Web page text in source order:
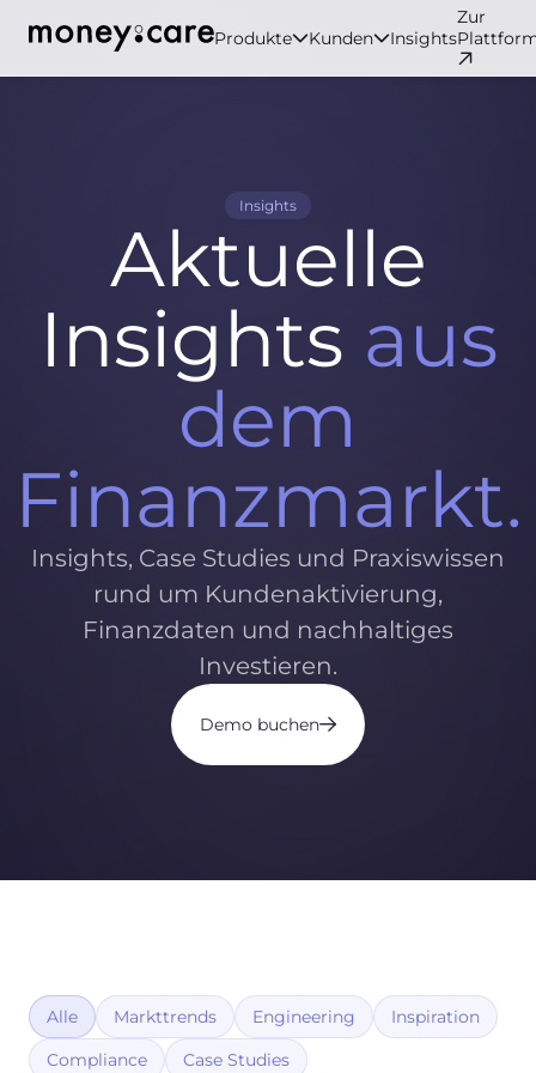
Produkte Kunden Insights
Zur
Insights
Aktuelle
Insights aus
dem
Finanzmarkt.
Insights, Case Studies und Praxiswissen
rund um Kundenaktivierung,
Finanzdaten und nachhaltiges
Investieren.
Demo buchen
Alle Markttrends Engineering
Inspiration
Compliance
Case Studies